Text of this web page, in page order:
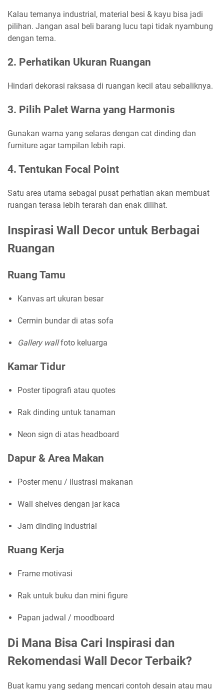
Kalau temanya industrial, material besi & kayu bisa jadi
pilihan. Jangan asal beli barang lucu tapi tidak nyambung
dengan tema.
2. Perhatikan Ukuran Ruangan
Hindari dekorasi raksasa di ruangan kecil atau sebaliknya.
3. Pilih Palet Warna yang Harmonis
Gunakan warna yang selaras dengan cat dinding dan
furniture agar tampilan lebih rapi.
4. Tentukan Focal Point
Satu area utama sebagai pusat perhatian akan membuat
ruangan terasa lebih terarah dan enak dilihat.
Inspirasi Wall Decor untuk Berbagai
Ruangan
Ruang Tamu
Kanvas art ukuran besar
Cermin bundar di atas sofa
Gallery wallfoto keluarga
Kamar Tidur
Poster tipografi atau quotes
Rak dinding untuk tanaman
Neon sign di atas headboard
Dapur & Area Makan
Poster menu / ilustrasi makanan
Wall shelves dengan jar kaca
Jam dinding industrial
Ruang Kerja
Frame motivasi
Rak untuk buku dan mini figure
Papan jadwal / moodboard
Di Mana Bisa Cari Inspirasi dan
Rekomendasi Wall Decor Terbaik?
Buat kamu yang sedang mencari contoh desain atau mau